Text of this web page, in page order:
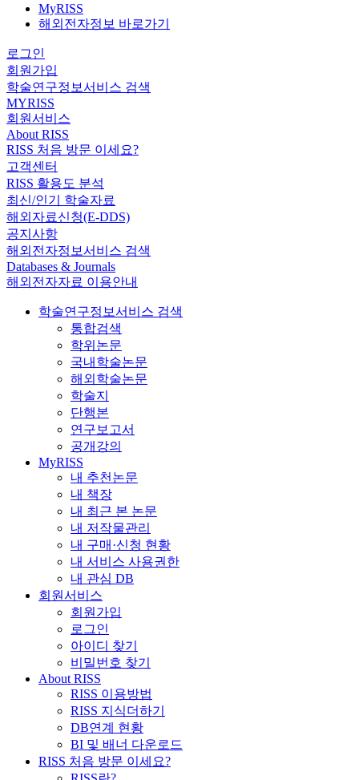
MyRISS
해외전자정보 바로가기
로그인
회원가입
학술연구정보서비스 검색
MYRISS
회원서비스
About RISS
RISS 처음 방문 이세요?
고객센터
RISS 활용도 분석
최신/인기 학술자료
해외자료신청(E-DDS)
공지사항
해외전자정보서비스 검색
Databases & Journals
해외전자자료 이용안내
학술연구정보서비스 검색
통합검색
학위논문
국내학술논문
해외학술논문
학술지
단행본
연구보고서
공개강의
MyRISS
내 추천논문
내 책장
내 최근 본 논문
내 저작물관리
내 구매·신청 현황
내 서비스 사용권한
내 관심 DB
회원서비스
회원가입
로그인
아이디 찾기
비밀번호 찾기
About RISS
RISS 이용방법
RISS 지식더하기
DB연계 현황
BI 및 배너 다운로드
RISS 처음 방문 이세요?